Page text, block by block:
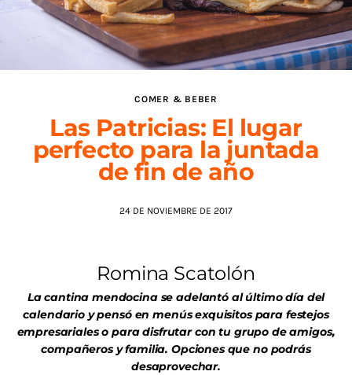
DÓNDE IR
TENDENCIAS
AGENDA
COMER & BEBER
Las Patricias: El lugar
perfecto para la juntada
de fin de año
24 DE NOVIEMBRE DE 2017
Romina Scatolón
La cantina mendocina se adelantó al último día del
calendario y pensó en menús exquisitos para festejos
empresariales o para disfrutar con tu grupo de amigos,
compañeros y familia. Opciones que no podrás
desaprovechar.